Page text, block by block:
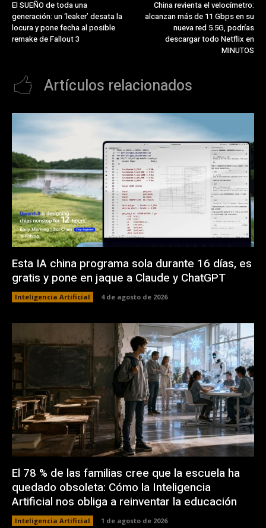
El SUEÑO de toda una
generación: un ‘leaker’ desata la
locura y pone fecha al posible
remake de Fallout 3
China revienta el velocímetro:
alcanzan más de 11 Gbps en su
nueva red 5.5G, podrías
descargar todo Netflix en
MINUTOS
Artículos relacionados
Esta IA china programa sola durante 16 días, es
gratis y pone en jaque a Claude y ChatGPT
Inteligencia Artificial 4 de agosto de 2026
El 78 % de las familias cree que la escuela ha
quedado obsoleta: Cómo la Inteligencia
Artificial nos obliga a reinventar la educación
Inteligencia Artificial 1 de agosto de 2026